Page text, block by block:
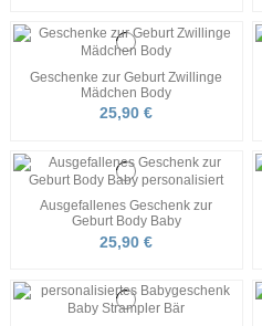
Geschenke zur Geburt Zwillinge
Mädchen Body
25,90 €
Ausgefallenes Geschenk zur
Geburt Body Baby
25,90 €